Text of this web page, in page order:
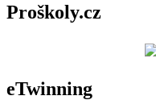
Proškoly.cz
eTwinning